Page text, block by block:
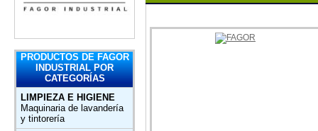
PRODUCTOS DE FAGOR
INDUSTRIAL POR
CATEGORÍAS
LIMPIEZA E HIGIENE
Maquinaria de lavandería
y tintorería